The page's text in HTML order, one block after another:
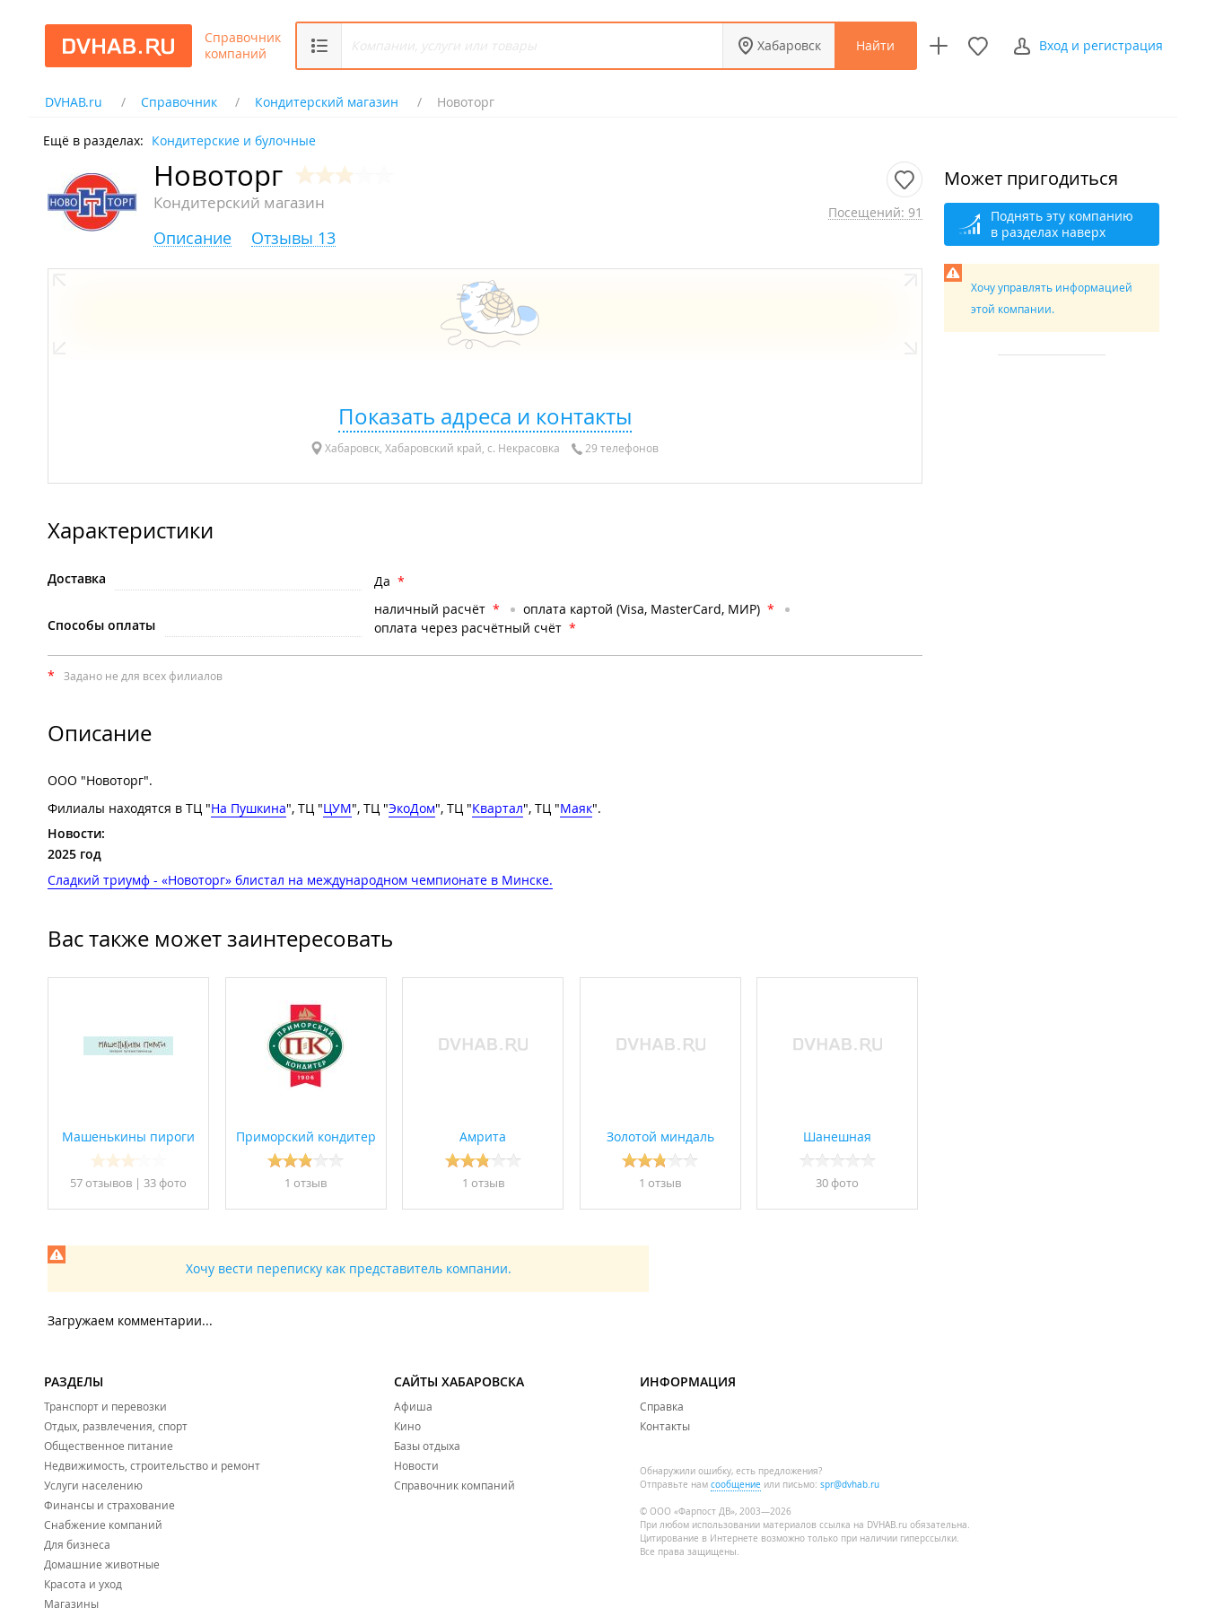
Справочник
компаний
Хабаровск Найти Вход и регистрация
DVHAB.ru Справочник Кондитерский магазин Новоторг
Ещё в разделах: Кондитерские и булочные
Новоторг
Кондитерский магазин Посещений: 91
Описание Отзывы 13
Показать адреса и контакты
Хабаровск, Хабаровский край, с. Некрасовка 29 телефонов
Характеристики
Доставка Да *
Способы оплаты
наличный расчёт * оплата картой (Visa, MasterCard, МИР) *
оплата через расчётный счёт *
* Задано не для всех филиалов
Описание
ООО "Новоторг".
Филиалы находятся в ТЦ "На Пушкина", ТЦ "ЦУМ", ТЦ "ЭкоДом", ТЦ "Квартал", ТЦ "Маяк".
Новости:
2025 год
Сладкий триумф - «Новоторг» блистал на международном чемпионате в Минске.
Вас также может заинтересовать
Машенькины пироги
57 отзывов | 33 фото
Приморский кондитер
1 отзыв
Амрита
1 отзыв
Золотой миндаль
1 отзыв
Шанешная
30 фото
Хочу вести переписку как представитель компании.
Загружаем комментарии...
Может пригодиться
Поднять эту компанию
в разделах наверх
Хочу управлять информацией
этой компании.
РАЗДЕЛЫ
Транспорт и перевозки
Отдых, развлечения, спорт
Общественное питание
Недвижимость, строительство и ремонт
Услуги населению
Финансы и страхование
Снабжение компаний
Для бизнеса
Домашние животные
Красота и уход
Магазины
САЙТЫ ХАБАРОВСКА
Афиша
Кино
Базы отдыха
Новости
Справочник компаний
ИНФОРМАЦИЯ
Справка
Контакты
Обнаружили ошибку, есть предложения?
Отправьте нам сообщение или письмо: spr@dvhab.ru
© ООО «Фарпост ДВ», 2003—2026
При любом использовании материалов ссылка на DVHAB.ru обязательна.
Цитирование в Интернете возможно только при наличии гиперссылки.
Все права защищены.